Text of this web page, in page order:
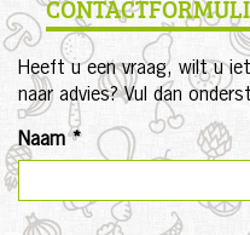
Heeft u een vraag, wilt u
naar advies? Vul dan
Naam *